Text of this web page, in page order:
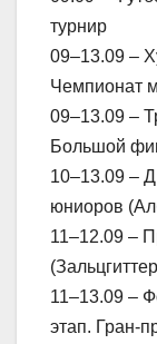
турнир
09–13.09 –
Чемпионат
09–13.09 –
Большой
10–13.09 –
юниоров
11–12.09 –
11–13.09 –
этап. Гран-